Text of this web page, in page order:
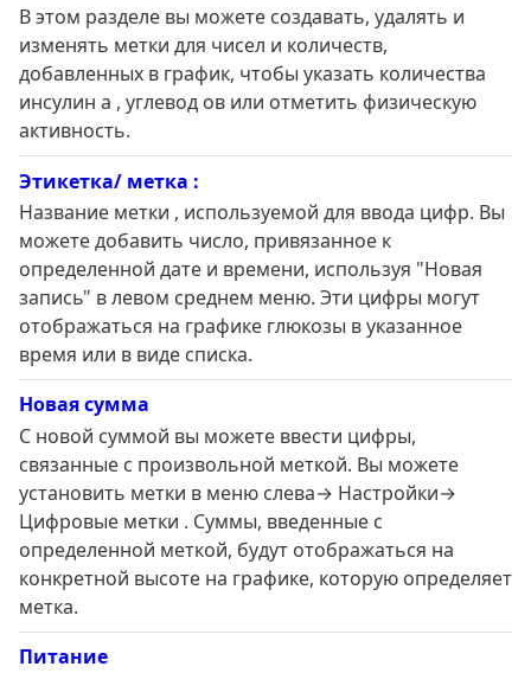
В этом разделе вы можете создавать, удалять и
изменять метки для чисел и количеств,
добавленных в график, чтобы указать количества
инсулин а , углевод ов или отметить физическую
активность.
Этикетка/ метка :
Название метки , используемой для ввода цифр. Вы
можете добавить число, привязанное к
определенной дате и времени, используя "Новая
запись" в левом среднем меню. Эти цифры могут
отображаться на графике глюкозы в указанное
время или в виде списка.
Новая сумма
С новой суммой вы можете ввести цифры,
связанные с произвольной меткой. Вы можете
установить метки в меню слева→ Настройки→
Цифровые метки . Суммы, введенные с
определенной меткой, будут отображаться на
конкретной высоте на графике, которую определяет
метка.
Питание